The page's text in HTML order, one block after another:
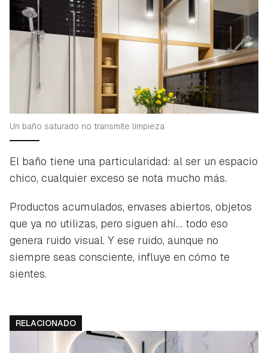
Un baño saturado no transmite limpieza
El baño tiene una particularidad: al ser un espacio
chico, cualquier exceso se nota mucho más.
Productos acumulados, envases abiertos, objetos
que ya no utilizas, pero siguen ahí… todo eso
genera ruido visual. Y ese ruido, aunque no
siempre seas consciente, influye en cómo te
sientes.
RELACIONADO